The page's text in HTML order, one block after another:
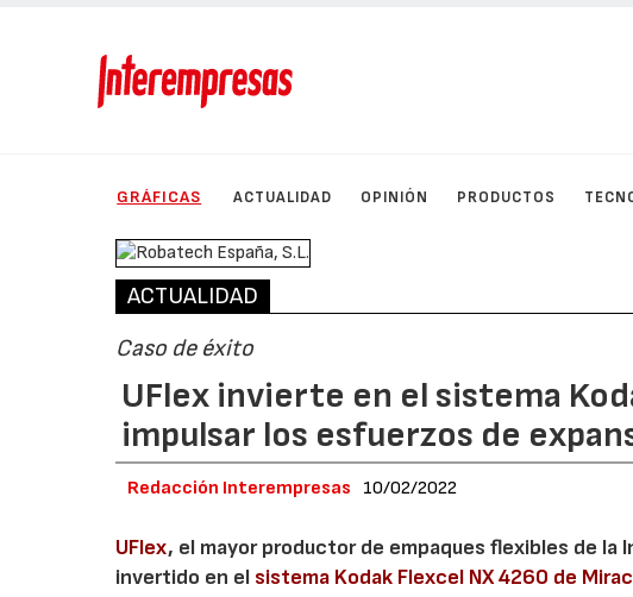
GRÁFICAS ACTUALIDAD OPINIÓN PRODUCTOS
ACTUALIDAD
Caso de éxito
UFlex invierte en el sistema
impulsar los esfuerzos de
Redacción Interempresas 10/02/2022
UFlex, el mayor productor de empaques flexibles de la
invertido en el sistema Kodak Flexcel NX 4260 de